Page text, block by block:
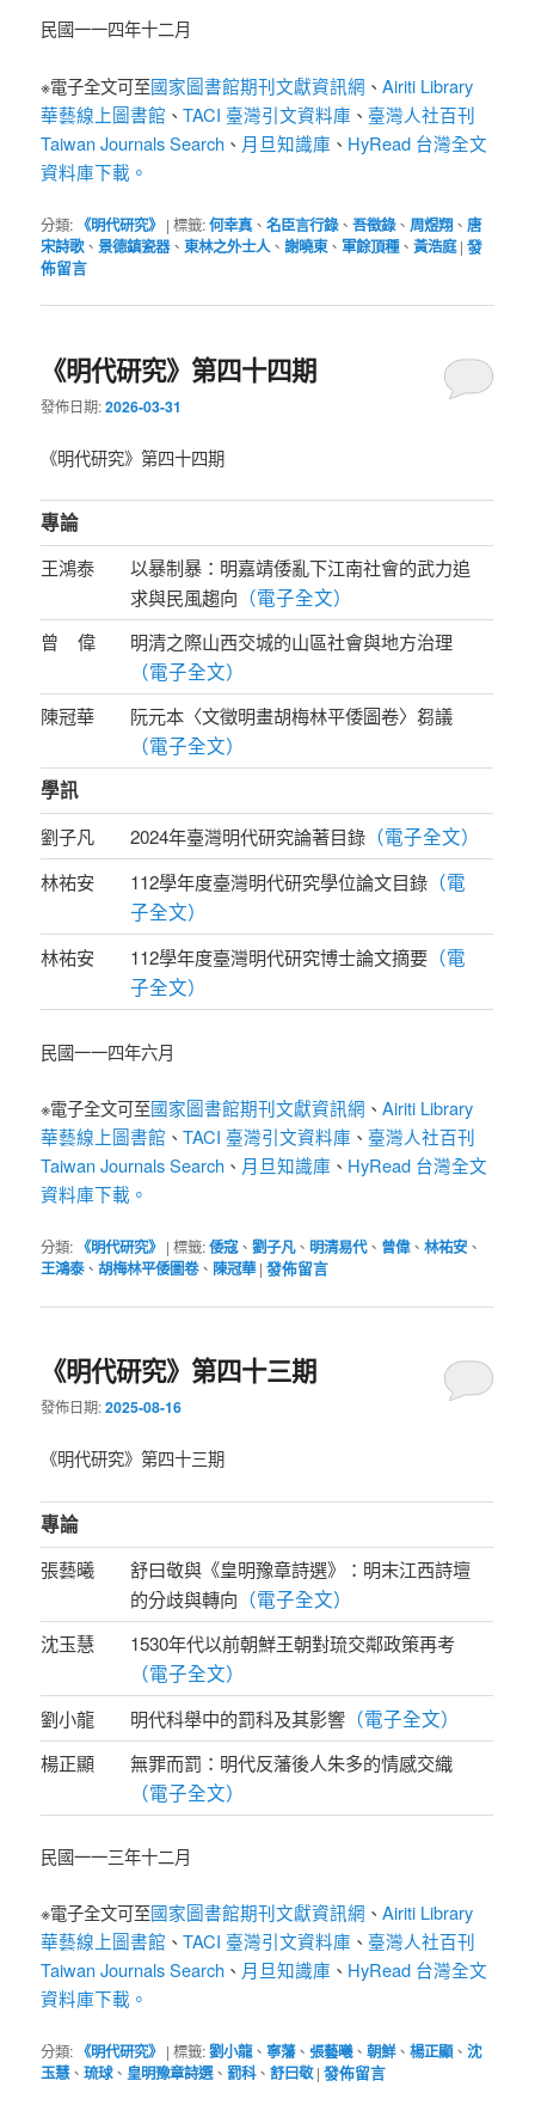
民國一一四年十二月
※電子全文可至國家圖書館期刊文獻資訊網 、Airiti Library
華藝線上圖書館 、TACI 臺灣引文資料庫 、 臺灣人社百刊
Taiwan Journals Search 、 月旦知識庫 、 HyRead 台灣全文
資料庫下載。
分類: 《明代研究》 |標籤:何幸真、名臣言行錄、吾徵錄、 周煜翔 、 唐
宋詩歌、景德鎮瓷器、東林之外士人 、謝曉東、軍餘頂種、黃浩庭 |發
佈留言
《明代研究》第四十四期
發佈日期:2026-03-31
《明代研究》第四十四期
專論
王鴻泰
以暴制暴：明嘉靖倭亂下江南社會的武力追
求與民風趨向 （電子全文）
曾 偉 明清之際山西交城的山區社會與地方治理
（電子全文）
陳冠華 阮元本〈文徵明畫胡梅林平倭圖卷〉芻議
（電子全文）
學訊
劉子凡 2024年臺灣明代研究論著目錄 （電子全文）
林祐安 112學年度臺灣明代研究學位論文目錄 （電
子全文）
林祐安 112學年度臺灣明代研究博士論文摘要 （電
子全文）
民國一一四年六月
※電子全文可至國家圖書館期刊文獻資訊網 、Airiti Library
華藝線上圖書館 、TACI 臺灣引文資料庫 、 臺灣人社百刊
Taiwan Journals Search 、 月旦知識庫 、 HyRead 台灣全文
資料庫下載。
分類: 《明代研究》 |標籤:倭寇、劉子凡、 明清易代、 曾偉、林祐安、
王鴻泰、胡梅林平倭圖卷、 陳冠華 |發佈留言
《明代研究》第四十三期
發佈日期:2025-08-16
《明代研究》第四十三期
專論
張藝曦
舒曰敬與《皇明豫章詩選》：明末江西詩壇
的分歧與轉向 （電子全文）
沈玉慧 1530年代以前朝鮮王朝對琉交鄰政策再考
（電子全文）
劉小龍 明代科舉中的罰科及其影響 （電子全文）
楊正顯 無罪而罰：明代反藩後人朱多的情感交織
（電子全文）
民國一一三年十二月
※電子全文可至國家圖書館期刊文獻資訊網 、Airiti Library
華藝線上圖書館 、TACI 臺灣引文資料庫 、 臺灣人社百刊
Taiwan Journals Search 、 月旦知識庫 、 HyRead 台灣全文
資料庫下載。
分類: 《明代研究》 |標籤:劉小龍、寧藩、張藝曦、朝鮮、楊正顯、沈
玉慧、琉球、皇明豫章詩選、罰科、舒曰敬 |發佈留言